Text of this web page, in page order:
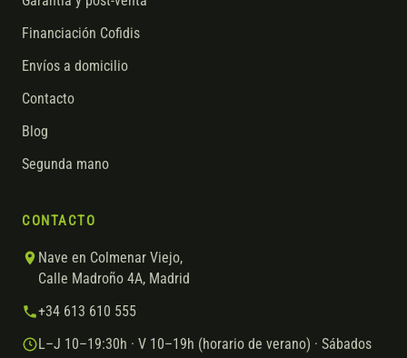
Financiación Cofidis
Envíos a domicilio
Contacto
Blog
Segunda mano
CONTACTO
Nave en Colmenar Viejo,
Calle Madroño 4A, Madrid
+34 613 610 555
L–J 10–19:30h · V 10–19h (horario de verano) · Sábados